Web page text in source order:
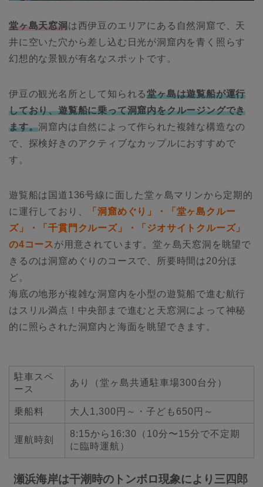
堂ヶ島天窓洞は西伊豆のエリアにある自然洞窟で、天
井に空いた穴から差し込む日光が洞窟内を青く照らす
幻想的な景観が有名なスポットです。
伊豆の観光名所として知られる堂ヶ島は遊覧船が運行
しており、遊覧船に乗って洞窟内をクルージングでき
ます。洞窟内は自然によって作られた複雑な構造なの
で、探検好きのアクティブなカップルにおすすめで
す。
遊覧船は国道136号線に面した堂ヶ島マリンから定期的
に運行しており、
「洞窟めぐり」・「堂ヶ島クルー
ズ」・「千貫門クルーズ」・「ジオサイトクルーズ」
の4コース が用意されています。堂ヶ島天窓洞を眺望で
きるのは洞窟めぐりのコースで、所要時間は20分ほ
ど。
海底の地形が複雑な洞窟内を小型の遊覧船で進む航行
はスリル満点！中央部まで進むと天窓洞によって神秘
的に照らされた洞窟内と海面を眺望できます。
駐車スペ
ース
あり（堂ヶ島共通駐車場300台分）
乗船料 大人1,300円～・子ども650円～
運航時刻
8:15から16:30（10分〜15分で不定期
に臨時運航）
瀬浜海岸は干潮時のトンボロ現象により三四郎